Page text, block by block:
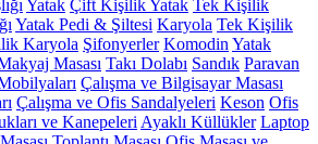
Yatak Çift Kişilik Yatak Tek Kişilik
Yatak Pedi & Şiltesi Karyola Tek Kişilik
Karyola Şifonyerler Komodin Yatak
Masası Takı Dolabı Sandık Paravan
Çalışma ve Bilgisayar Masası
Çalışma ve Ofis Sandalyeleri Keson Ofis
ve Kanepeleri Ayaklı Küllükler Laptop